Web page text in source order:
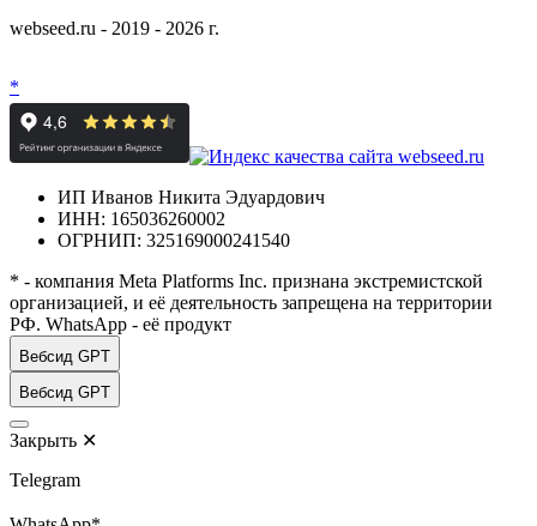
webseed.ru - 2019 - 2026 г.
*
ИП Иванов Никита Эдуардович
ИНН: 165036260002
ОГРНИП: 325169000241540
* - компания Meta Platforms Inc. признана экстремистской
организацией, и её деятельность запрещена на территории
РФ. WhatsApp - её продукт
Вебсид GPT
Вебсид GPT
Закрыть ✕
Telegram